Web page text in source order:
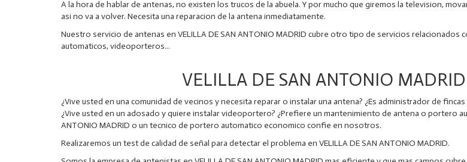
A la hora de hablar de antenas, no existen los trucos de la abuela. Y por mucho que giremos la television,
asi no va a volver. Necesita una reparacion de la antena inmediatamente.
Nuestro servicio de antenas en VELILLA DE SAN ANTONIO MADRID cubre otro tipo de servicios
automaticos, videoporteros...
VELILLA DE SAN ANTONIO
¿Vive usted en una comunidad de vecinos y necesita reparar o instalar una antena? ¿Es administrador de
¿Vive usted en un adosado y quiere instalar videoportero? ¿Prefiere un mantenimiento de antena o portero
ANTONIO MADRID o un tecnico de portero automatico economico confie en nosotros.
Realizaremos un test de calidad de señal para detectar el problema en VELILLA DE SAN ANTONIO MADRID.